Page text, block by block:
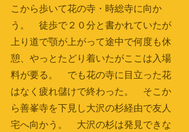
こから歩いて花の寺・時総寺に向か
う。　徒歩で２０分と書かれていたが
上り道で顎が上がって途中で何度も休
憩、やっとたどり着いたがここは入場
料が要る。　でも花の寺に目立った花
はなく疲れ儲けで終わった。　そこか
ら善峯寺を下見し大沢の杉経由で友人
宅へ向かう。　大沢の杉は発見できな